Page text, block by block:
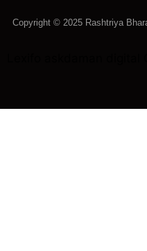
Copyright © 2025 Rashtriya